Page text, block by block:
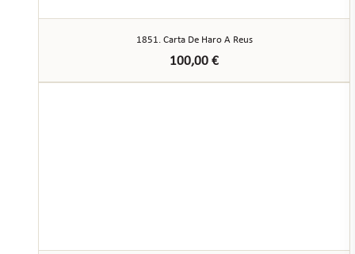
1851. Carta De Haro A Reus
100,00 €